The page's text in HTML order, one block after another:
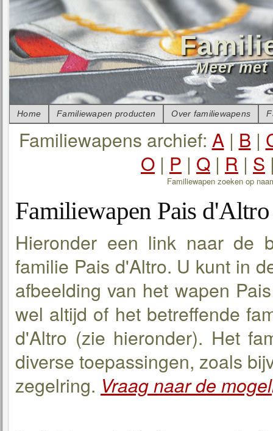
Familiewapens archief: A| B |
O | P | Q | R | S
Familiewapen zoeken op
Familiewapen Pais d'Altro
Hieronder een link naar de
familie Pais d'Altro. U kunt in
afbeelding van het wapen
wel altijd of het betreffende
d'Altro (zie hieronder). Het
diverse toepassingen, zoals
zegelring. Vraag naar de
Home Familiewapen producten Over familiewapens
Meer